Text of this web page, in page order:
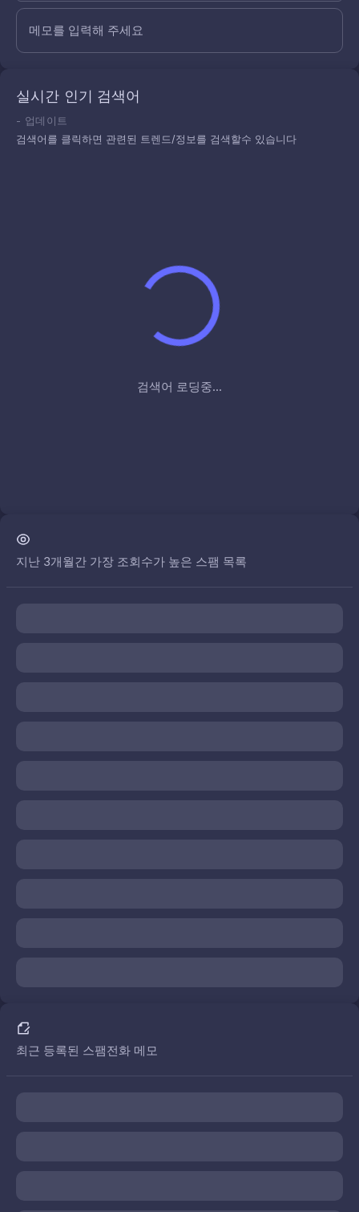
메모를 입력해 주세요
실시간 인기 검색어
- 업데이트
검색어를 클릭하면 관련된 트렌드/정보를 검색할수 있습니다
검색어 로딩중...
지난 3개월간 가장 조회수가 높은 스팸 목록
최근 등록된 스팸전화 메모